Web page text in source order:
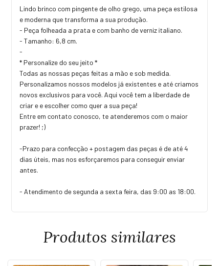
Lindo brinco com pingente de olho grego, uma peça estilosa
e moderna que transforma a sua produção.
- Peça folheada a prata e com banho de verniz italiano.
- Tamanho: 6,8 cm.
-
* Personalize do seu jeito *
Todas as nossas peças feitas a mão e sob medida.
Personalizamos nossos modelos já existentes e até criamos
novos exclusivos para você. Aqui você tem a liberdade de
criar e e escolher como quer a sua peça!
Entre em contato conosco, te atenderemos com o maior
prazer! ;)
-Prazo para confecção + postagem das peças é de até 4
dias úteis, mas nos esforçaremos para conseguir enviar
antes.
- Atendimento de segunda a sexta feira, das 9:00 as 18:00.
Produtos similares